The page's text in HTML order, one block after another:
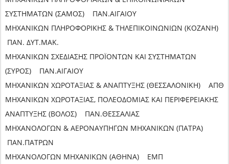
ΣΥΣΤΗΜΑΤΩΝ (ΣΑΜΟΣ) ΠΑΝ.ΑΙΓΑΙΟΥ
ΜΗΧΑΝΙΚΩΝ ΠΛΗΡΟΦΟΡΙΚΗΣ & ΤΗΛΕΠΙΚΟΙΝΩΝΙΩΝ (ΚΟΖΑΝΗ)
ΠΑΝ. ΔΥΤ.ΜΑΚ.
ΜΗΧΑΝΙΚΩΝ ΣΧΕΔΙΑΣΗΣ ΠΡΟΪΟΝΤΩΝ ΚΑΙ ΣΥΣΤΗΜΑΤΩΝ
(ΣΥΡΟΣ) ΠΑΝ.ΑΙΓΑΙΟΥ
ΜΗΧΑΝΙΚΩΝ ΧΩΡΟΤΑΞΙΑΣ & ΑΝΑΠΤΥΞΗΣ (ΘΕΣΣΑΛΟΝΙΚΗ) ΑΠΘ
ΜΗΧΑΝΙΚΩΝ ΧΩΡΟΤΑΞΙΑΣ, ΠΟΛΕΟΔΟΜΙΑΣ ΚΑΙ ΠΕΡΙΦΕΡΕΙΑΚΗΣ
ΑΝΑΠΤΥΞΗΣ (ΒΟΛΟΣ) ΠΑΝ.ΘΕΣΣΑΛΙΑΣ
ΜΗΧΑΝΟΛΟΓΩΝ & ΑΕΡΟΝΑΥΠΗΓΩΝ ΜΗΧΑΝΙΚΩΝ (ΠΑΤΡΑ)
ΠΑΝ.ΠΑΤΡΩΝ
ΜΗΧΑΝΟΛΟΓΩΝ ΜΗΧΑΝΙΚΩΝ (ΑΘΗΝΑ) ΕΜΠ